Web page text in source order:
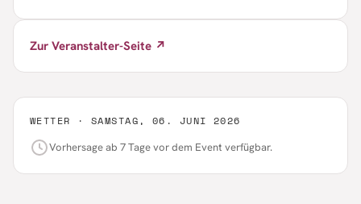
Zur Veranstalter-Seite ↗
WETTER · SAMSTAG, 06. JUNI 2026
Vorhersage ab 7 Tage vor dem Event verfügbar.